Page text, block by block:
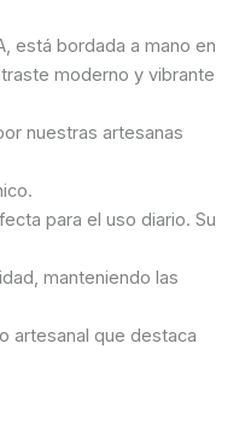
está bordada a mano en
moderno y vibrante
nuestras artesanas
para el uso diario. Su
manteniendo las
artesanal que destaca